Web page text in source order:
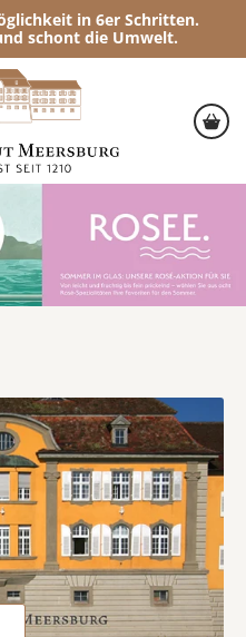
in 6er Schritten.
schont die Umwelt.